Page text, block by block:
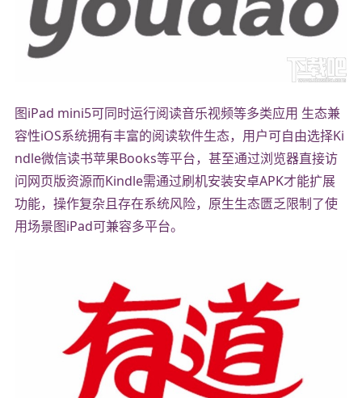
图iPad mini5可同时运行阅读音乐视频等多类应用 生态兼
容性iOS系统拥有丰富的阅读软件生态，用户可自由选择Ki
ndle微信读书苹果Books等平台，甚至通过浏览器直接访
问网页版资源而Kindle需通过刷机安装安卓APK才能扩展
功能，操作复杂且存在系统风险，原生生态匮乏限制了使
用场景图iPad可兼容多平台。